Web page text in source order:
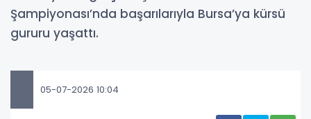
Şampiyonası’nda başarılarıyla Bursa’ya kürsü
gururu yaşattı.
05-07-2026 10:04